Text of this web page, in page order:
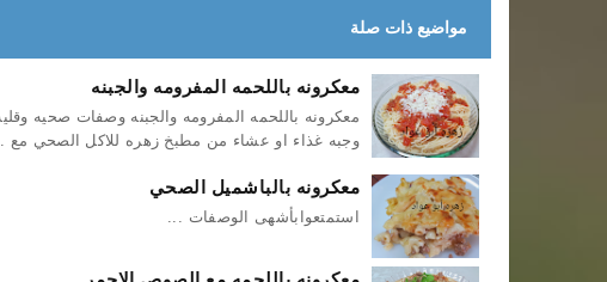
مواضيع ذات صلة
معكرونه باللحمه المفرومه والجبنه
معكرونه باللحمه المفرومه والجبنه وصفات صحيه
وجبه غذاء او عشاء من مطبخ زهره للاكل الصحي مع
معكرونه بالباشميل الصحي
استمتعوابأشهى الوصفات ...